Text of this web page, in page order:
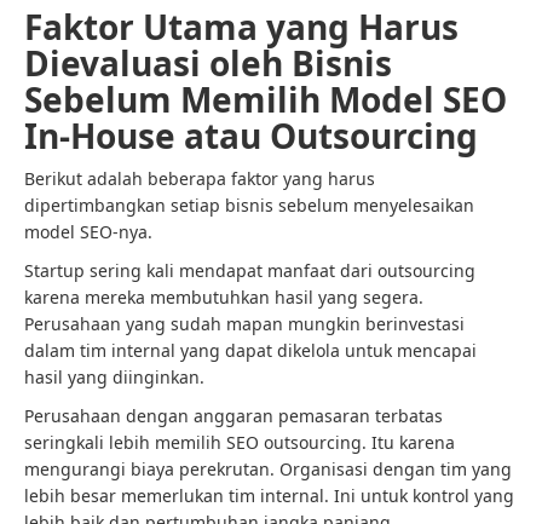
Faktor Utama yang Harus
Dievaluasi oleh Bisnis
Sebelum Memilih Model SEO
In-House atau Outsourcing
Berikut adalah beberapa faktor yang harus
dipertimbangkan setiap bisnis sebelum menyelesaikan
model SEO-nya.
Startup sering kali mendapat manfaat dari outsourcing
karena mereka membutuhkan hasil yang segera.
Perusahaan yang sudah mapan mungkin berinvestasi
dalam tim internal yang dapat dikelola untuk mencapai
hasil yang diinginkan.
Perusahaan dengan anggaran pemasaran terbatas
seringkali lebih memilih SEO outsourcing. Itu karena
mengurangi biaya perekrutan. Organisasi dengan tim yang
lebih besar memerlukan tim internal. Ini untuk kontrol yang